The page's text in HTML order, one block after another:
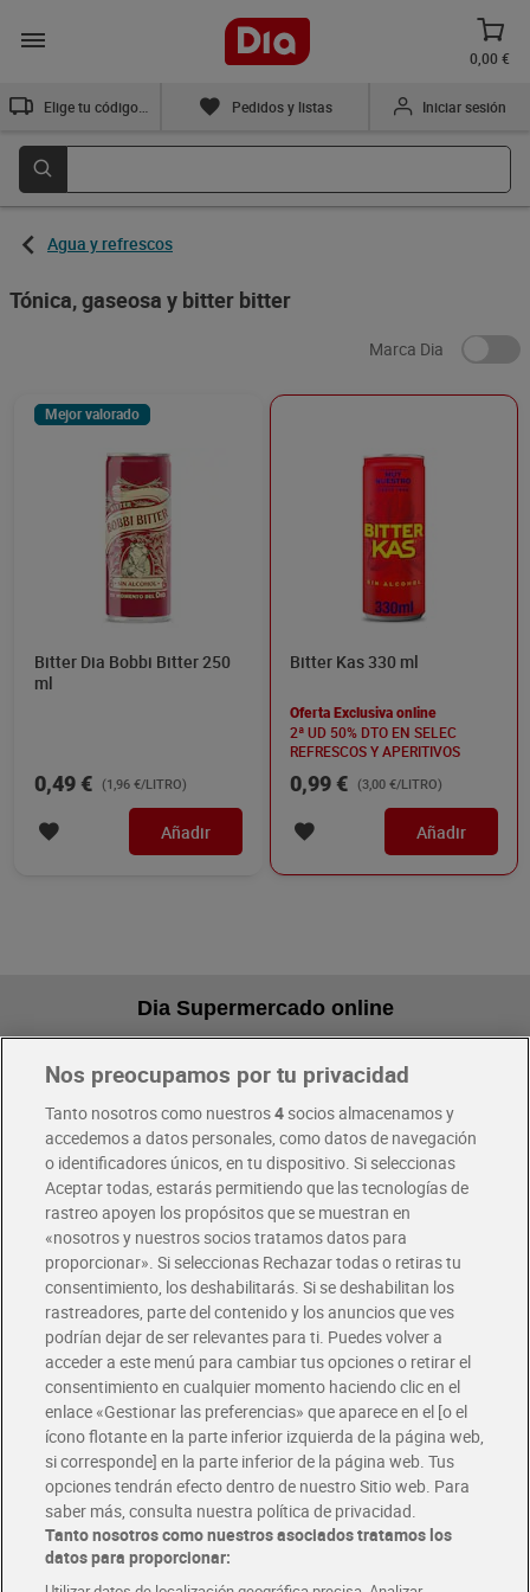
0,00 €
Pedidos y listas Iniciar sesión
Agua y refrescos
Tónica, gaseosa y bitter bitter
Marca Dia
Mejor valorado
Bitter Dia Bobbi Bitter 250
ml
0,49 € (1,96 €/LITRO)
Añadir
Bitter Kas 330 ml
Oferta Exclusiva online
2ª UD 50% DTO EN SELEC
REFRESCOS Y APERITIVOS
0,99 € (3,00 €/LITRO)
Añadir
Dia Supermercado online
Pide hoy, recibe hoy
Envío gratis por compras superiores a 100€
Envío estandar por 4,99€
Glovo y Uber Eats
Solicita tu factura de Glovo o Uber Eats
Únete al CLUB Dia
Disfruta las ventajas y ofertas exclusivas.
Descárgate la APP Dia
Folletos y Tiendas
Descubre las mejores ofertas y busca tu tienda más cercana
Tarjeta MaX Dia
Te devuelve hasta 8€/mes de tus compras.
¡Solicita tu tarjeta de crédito aquí!
Nos preocupamos por tu privacidad
Tanto nosotros como nuestros4socios almacenamos y
accedemos a datos personales, como datos de navegación
o identificadores únicos, en tu dispositivo. Si seleccionas
Aceptar todas, estarás permitiendo que las tecnologías de
rastreo apoyen los propósitos que se muestran en
«nosotros y nuestros socios tratamos datos para
proporcionar». Si seleccionas Rechazar todas o retiras tu
consentimiento, los deshabilitarás. Si se deshabilitan los
rastreadores, parte del contenido y los anuncios que ves
podrían dejar de ser relevantes para ti. Puedes volver a
acceder a este menú para cambiar tus opciones o retirar el
consentimiento en cualquier momento haciendo clic en el
enlace «Gestionar las preferencias» que aparece en el [o el
ícono flotante en la parte inferior izquierda de la página web,
si corresponde] en la parte inferior de la página web. Tus
opciones tendrán efecto dentro de nuestro Sitio web. Para
saber más, consulta nuestra política de privacidad.
Tanto nosotros como nuestros asociados tratamos los
datos para proporcionar: